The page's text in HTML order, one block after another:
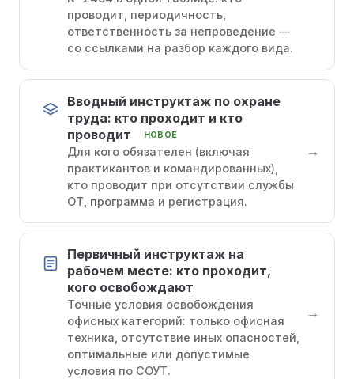
проводит, периодичность,
ответственность за непроведение —
со ссылками на разбор каждого вида.
Вводный инструктаж по охране
труда: кто проходит и кто
проводит
НОВОЕ
Для кого обязателен (включая
практикантов и командированных),
кто проводит при отсутствии службы
ОТ, программа и регистрация.
→
Первичный инструктаж на
рабочем месте: кто проходит,
кого освобождают
Точные условия освобождения
офисных категорий: только офисная
техника, отсутствие иных опасностей,
оптимальные или допустимые
условия по СОУТ.
→